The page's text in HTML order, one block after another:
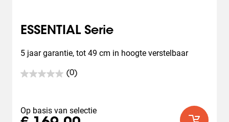
ESSENTIAL Serie
5 jaar garantie, tot 49 cm in hoogte verstelbaar
(0)
0.0
5
sterren.
Op basis van selectie